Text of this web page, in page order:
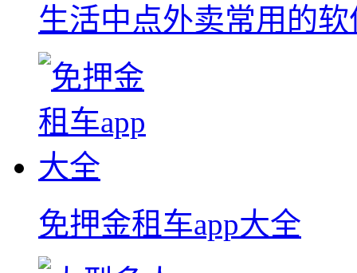
生活中点外卖常用的软
免押金租车app大全